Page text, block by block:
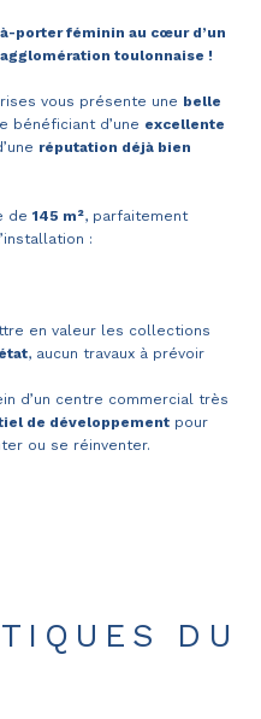
porter féminin au cœur d’un
toulonnaise !
vous présente une belle
bénéficiant d’une excellente
réputation déjà bien
de 145 m², parfaitement
:
en valeur les collections
, aucun travaux à prévoir
d’un centre commercial très
de développement pour
ou se réinventer.
DU